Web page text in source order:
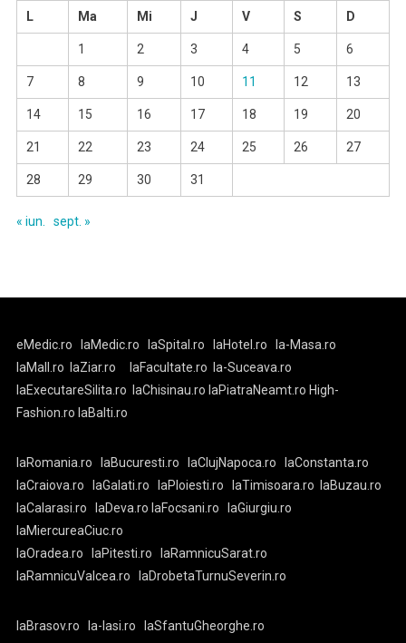
L
Ma Mi J V S D
1 2 3 4 5 6
7 8 9 10 11 12 13
14 15 16 17 18 19 20
21 22 23 24 25 26 27
28 29 30 31
« iun. sept. »
eMedic.ro laMedic.ro laSpital.ro laHotel.ro
la-Masa.ro
laMall.ro laZiar.ro laFacultate.ro la-Suceava.ro
laExecutareSilita.ro laChisinau.ro laPiatraNeamt.ro High-
Fashion.ro laBalti.ro
laRomania.ro laBucuresti.ro laClujNapoca.ro
laConstanta.ro
laCraiova.ro
laGalati.ro laPloiesti.ro laTimisoara.ro laBuzau.ro
laCalarasi.ro
laDeva.ro laFocsani.ro
laGiurgiu.ro
laMiercureaCiuc.ro
laOradea.ro
laPitesti.ro
laRamnicuSarat.ro
laRamnicuValcea.ro
laDrobetaTurnuSeverin.ro
laBrasov.ro la-Iasi.ro
laSfantuGheorghe.ro